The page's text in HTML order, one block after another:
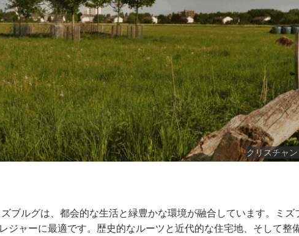
クリスチャ
ブルグは、都会的な生活と緑豊かな環境が融合しています。ミズ
ャーに最適です。歴史的なルーツと近代的な住宅地、そして整